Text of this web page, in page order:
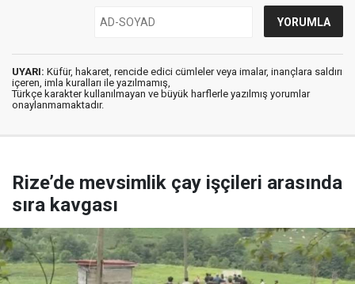
UYARI: Küfür, hakaret, rencide edici cümleler veya imalar, inançlara saldırı
içeren, imla kuralları ile yazılmamış,
Türkçe karakter kullanılmayan ve büyük harflerle yazılmış yorumlar
onaylanmamaktadır.
Rize’de mevsimlik çay işçileri arasında
sıra kavgası